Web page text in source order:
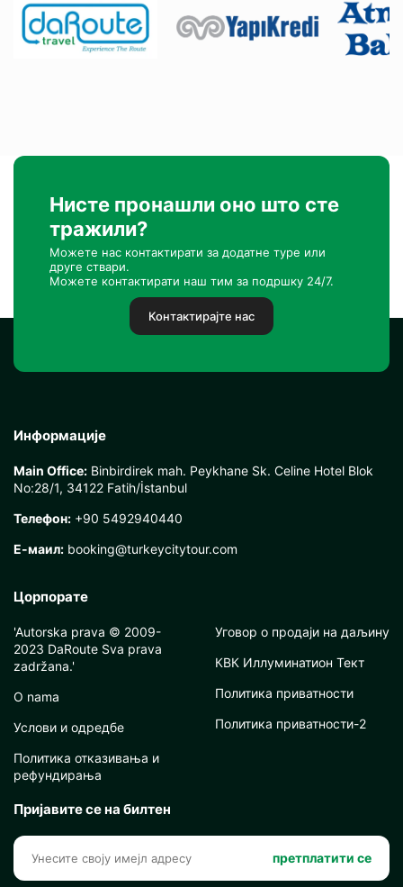
Нисте пронашли оно што сте
тражили?
Можете нас контактирати за додатне туре или
друге ствари.
Можете контактирати наш тим за подршку 24/7.
Контактирајте нас
Информације
Main Office: Binbirdirek mah. Peykhane Sk. Celine Hotel Blok
No:28/1, 34122 Fatih/İstanbul
Телефон: +90 5492940440
Е-маил: booking@turkeycitytour.com
Цорпорате
'Autorska prava © 2009-
2023 DaRoute Sva prava
zadržana.'
O nama
Услови и одредбе
Политика отказивања и
рефундирања
Уговор о продаји на даљину
КВК Иллуминатион Тект
Политика приватности
Политика приватности-2
Пријавите се на билтен
претплатити се